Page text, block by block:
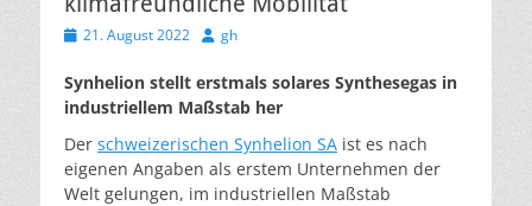
Veröffentlicht
21. August 2022 Autor
gh
Synhelion stellt erstmals solares Synthesegas in
industriellem Maßstab her
Der schweizerischen Synhelion SA ist es nach
eigenen Angaben als erstem Unternehmen der
Welt gelungen, im industriellen Maßstab